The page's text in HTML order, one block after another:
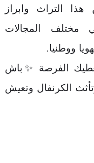
هذا التراث وابراز
مختلف المجالات
ووطنيا.
الفرصة ✨باش
الكرنفال وتعيش